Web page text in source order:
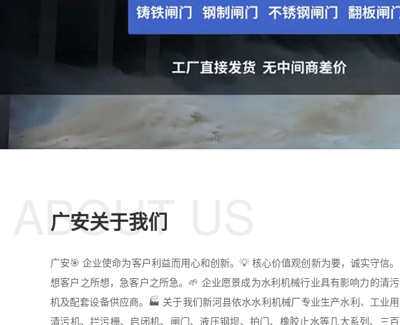
广安关于我们
ABOUT US
广安🎯 企业使命为客户利益而用心和创新。💡 核心价值观创新为要，诚实守信。
想客户之所想，急客户之所急。🌱 企业愿景成为水利机械行业具有影响力的清污
机及配套设备供应商。🏭 关于我们新河县依水水利机械厂专业生产水利、工业用
清污机、拦污栅、启闭机、闸门、液压钢坝、拍门、橡胶止水等几大系列、三百